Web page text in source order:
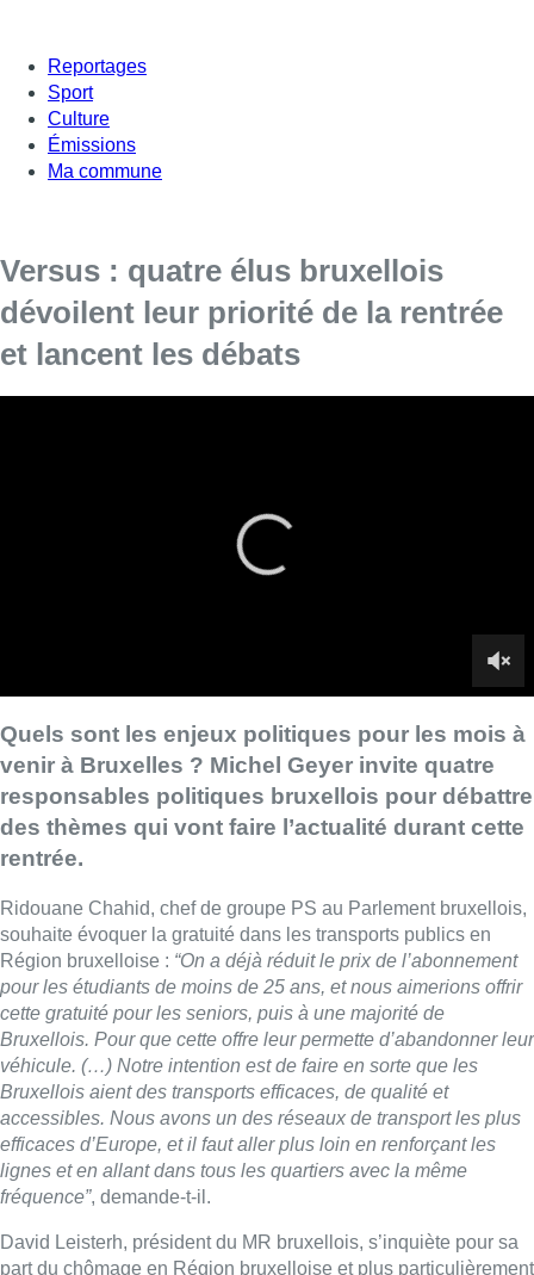
Reportages
Sport
Culture
Émissions
Ma commune
Versus : quatre élus bruxellois
dévoilent leur priorité de la rentrée
et lancent les débats
“On a déjà réduit le prix de l’abonnement
pour les étudiants de moins de 25 ans, et nous aimerions offrir
cette gratuité pour les seniors, puis à une majorité de
véhicule. (…) Notre intention est de faire en sorte que les
Bruxellois aient des transports efficaces, de qualité et
accessibles. Nous avons un des réseaux de transport les plus
efficaces d’Europe, et il faut aller plus loin en renforçant les
lignes et en allant dans tous les quartiers avec la même
David Leisterh, président du MR bruxellois, s’inquiète pour sa
part du chômage en Région bruxelloise et plus particulièrement
du taux de chômage des jeunes par rapport aux autres
Régions :“Ce taux est trois fois plus élevé à Bruxelles qu’en
Flandre et reste plus élevé qu’en Wallonie. Et surtout, il faut se
demander où ces gens au chômage vont ensuite : est-ce qu’ils
ont vraiment trouvé du travail ou tombent-ils au CPAS ? (…) On
a plus de 110 métiers en pénurie à Bruxelles et un taux
d’emploi parmi les plus faibles en Europe. Comment est-ce
possible que des entreprises pleurent pour trouver des profils,
alors que des jeunes cherchent un emploi, mais ne trouvent
pas ? Il y a quelque chose dans les politiques menées à
Bruxelles quelque chose qui cloche”, dit-il.